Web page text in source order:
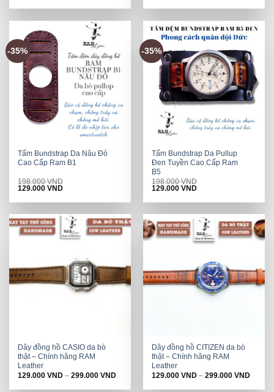
was: is: was: is:
-35%
Tấm Bundstrap Da Nâu Đỏ
Cao Cấp Ram B1
198.000VND
Original
was:
129.000VNDCurrent
is:
-35%
Tấm Bundstrap Da Pullup
Đen Tuyền Cao Cấp Ram
B5
198.000VND
Original
was:
129.000VNDCurrent
is:
Dây đồng hồ CASIO da bò
thật – Chính hãng RAM
Leather
129.000VND –299.000VND
Dây đồng hồ CITIZEN da bò
thật – Chính hãng RAM
Leather
129.000VND –299.000VND